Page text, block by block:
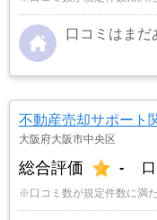
口コミはまだ
不動産売却サポート
大阪府大阪市中央区
総合評価 -
※口コミ数が規定件数に満